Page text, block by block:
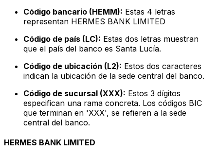
Código bancario (HEMM): Estas 4 letras
representan HERMES BANK LIMITED
Código de país (LC): Estas dos letras muestran
que el país del banco es Santa Lucía.
Código de ubicación (L2): Estos dos caracteres
indican la ubicación de la sede central del banco.
Código de sucursal (XXX): Estos 3 dígitos
especifican una rama concreta. Los códigos BIC
que terminan en 'XXX', se refieren a la sede
central del banco.
HERMES BANK LIMITED